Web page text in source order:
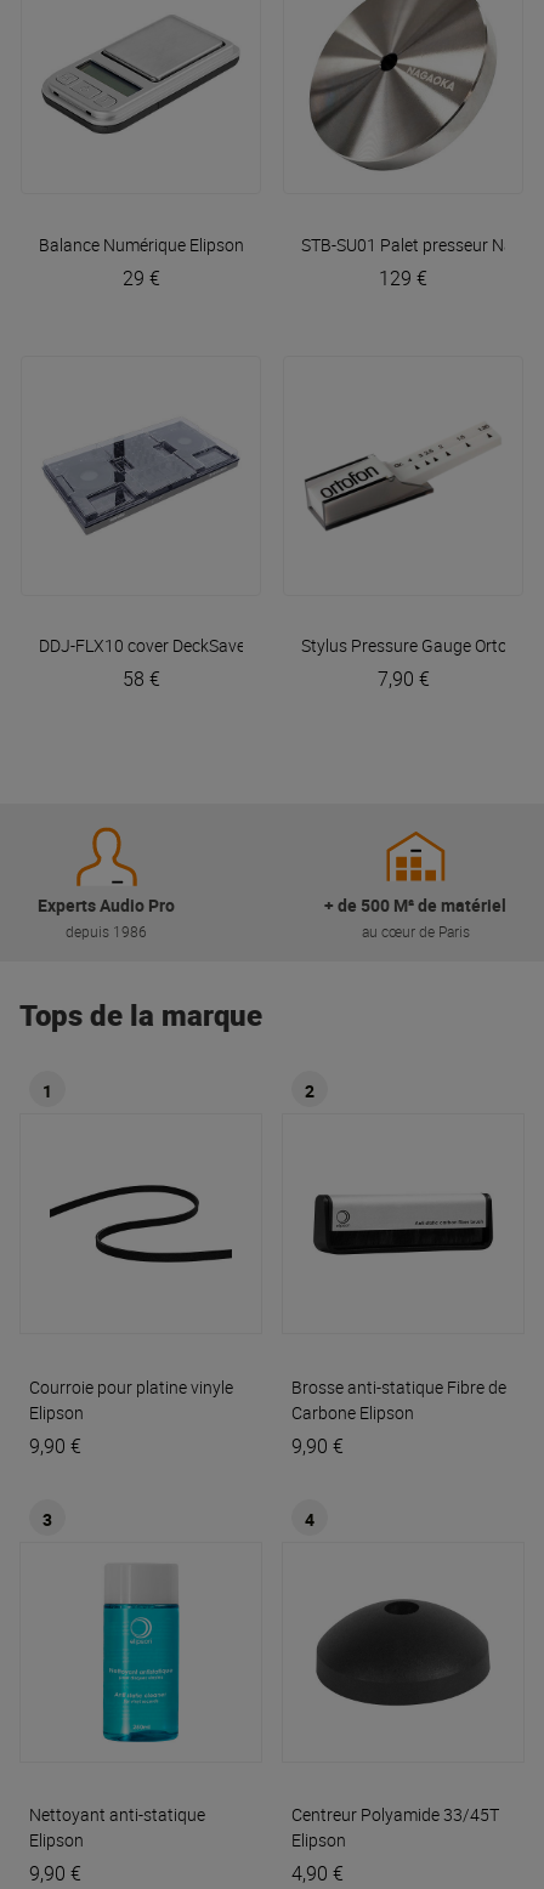
Balance Numérique Elipson
29 €
STB-SU01 Palet presseur
129 €
DDJ-FLX10 cover DeckSaver
58 €
Stylus Pressure Gauge Ortofon
7,90 €
Experts Audio Pro
depuis 1986
+ de 500 M² de matériel
au cœur de Paris
Tops de la marque
1
Courroie pour platine vinyle
Elipson
9,90 €
2
Brosse anti-statique Fibre de
Carbone Elipson
9,90 €
3
Nettoyant anti-statique
Elipson
9,90 €
4
Centreur Polyamide 33/45T
Elipson
4,90 €